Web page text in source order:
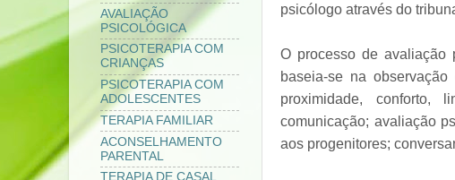
psicólogo através do
O processo de avaliação
baseia-se na
proximidade, conforto,
comunicação; avaliação
aos progenitores;
AVALIAÇÃO
PSICOLÓGICA
PSICOTERAPIA COM
CRIANÇAS
PSICOTERAPIA COM
ADOLESCENTES
TERAPIA FAMILIAR
ACONSELHAMENTO
PARENTAL
TERAPIA DE CASAL